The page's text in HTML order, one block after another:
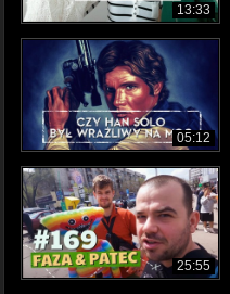
13:33
05:12
25:55